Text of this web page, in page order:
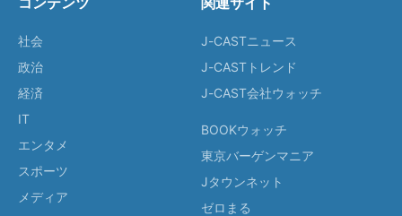
社会
政治
経済
IT
エンタメ
スポーツ
メディア
J-CASTニュース
J-CASTトレンド
J-CAST会社ウォッチ
BOOKウォッチ
東京バーゲンマニア
Jタウンネット
ゼロまる